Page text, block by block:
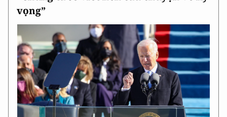
vọng”